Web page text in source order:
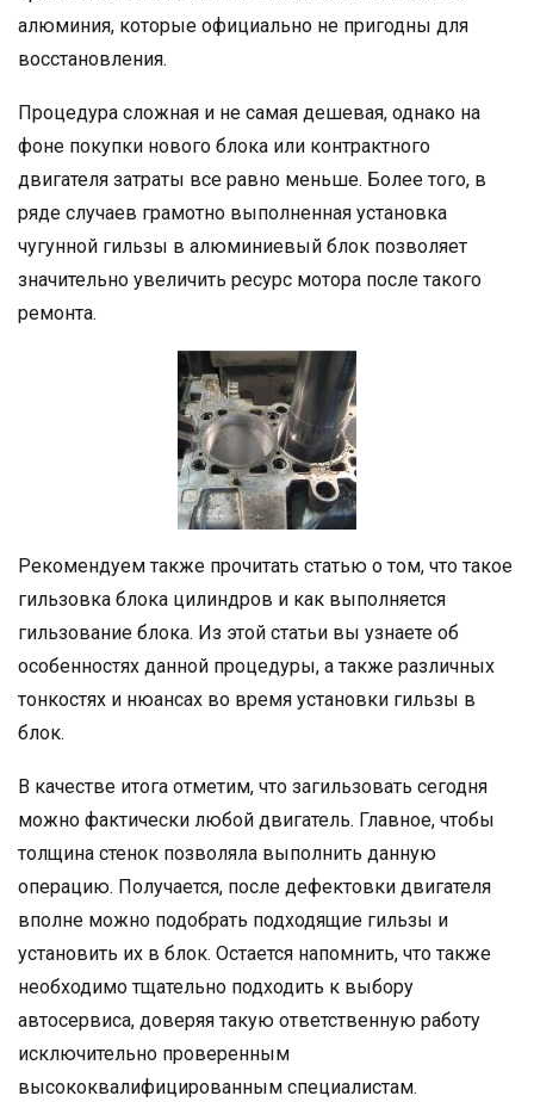
алюминия, которые официально не пригодны для
восстановления.
Процедура сложная и не самая дешевая, однако на
фоне покупки нового блока или контрактного
двигателя затраты все равно меньше. Более того, в
ряде случаев грамотно выполненная установка
чугунной гильзы в алюминиевый блок позволяет
значительно увеличить ресурс мотора после такого
ремонта.
Рекомендуем также прочитать статью о том, что такое
гильзовка блока цилиндров и как выполняется
гильзование блока. Из этой статьи вы узнаете об
особенностях данной процедуры, а также различных
тонкостях и нюансах во время установки гильзы в
блок.
В качестве итога отметим, что загильзовать сегодня
можно фактически любой двигатель. Главное, чтобы
толщина стенок позволяла выполнить данную
операцию. Получается, после дефектовки двигателя
вполне можно подобрать подходящие гильзы и
установить их в блок. Остается напомнить, что также
необходимо тщательно подходить к выбору
автосервиса, доверяя такую ответственную работу
исключительно проверенным
высококвалифицированным специалистам.